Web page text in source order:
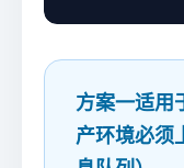
方案一适用
产环境必须